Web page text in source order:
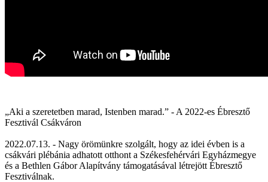
„Aki a szeretetben marad, Istenben marad.” - A 2022-es Ébresztő
Fesztivál Csákváron
2022.07.13. - Nagy örömünkre szolgált, hogy az idei évben is a
csákvári plébánia adhatott otthont a Székesfehérvári Egyházmegye
és a Bethlen Gábor Alapítvány támogatásával létrejött Ébresztő
Fesztiválnak.